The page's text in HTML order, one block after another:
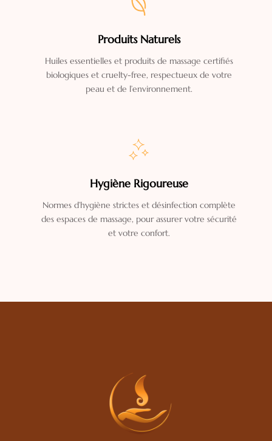
Produits Naturels
Huiles essentielles et produits de massage certifiés
biologiques et cruelty-free, respectueux de votre
peau et de l’environnement.
Hygiène Rigoureuse
Normes d’hygiène strictes et désinfection complète
des espaces de massage, pour assurer votre sécurité
et votre confort.